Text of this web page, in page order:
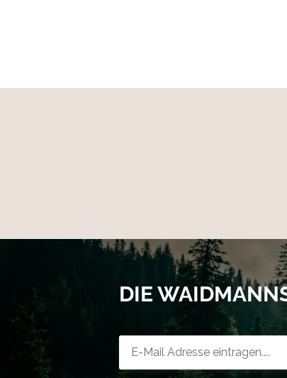
Rohprotein 11,20 %, Rohfett 9,30 %,
DIE